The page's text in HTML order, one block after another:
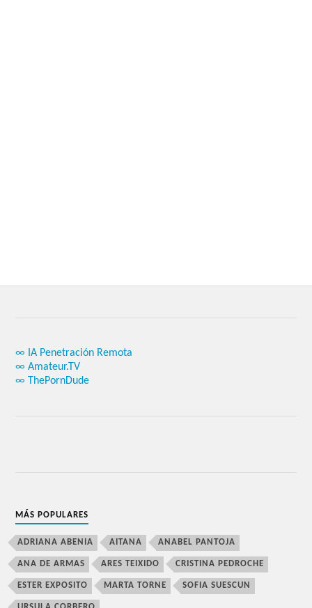
∞ IA Penetración Remota
∞ Amateur.TV
∞ ThePornDude
MÁS POPULARES
ADRIANA ABENIA AITANA ANABEL PANTOJA
ANA DE ARMAS ARES TEIXIDO CRISTINA PEDROCHE
ESTER EXPOSITO MARTA TORNE SOFIA SUESCUN